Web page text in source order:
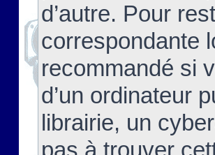
d’autre. Pour
correspondante
recommandé si
d’un ordinateur
librairie, un
pas à trouver